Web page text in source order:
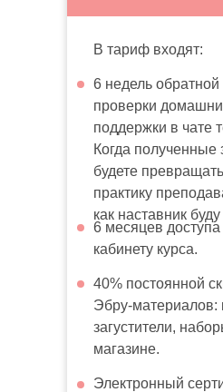
6 недель обратной
проверки
поддержки в чате
Когда полученные
будете
практику
как наставник
6 месяцев
кабинету курса.
40% постоянной
Эбру-материалов:
загустители,
магазине.
Электронный
В тариф входят: